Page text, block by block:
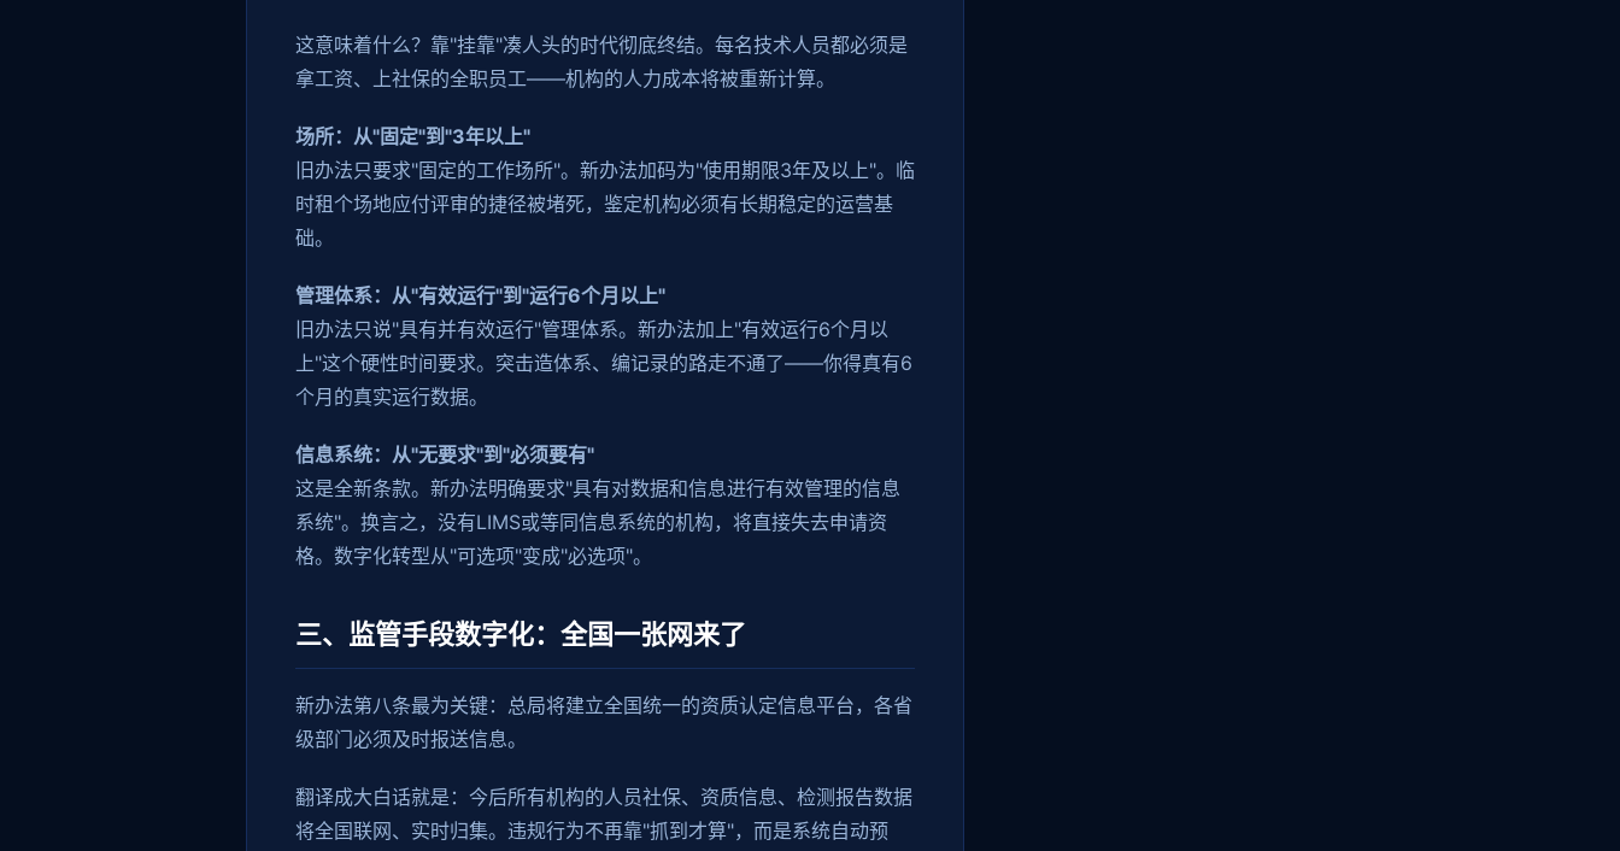
这意味着什么？靠"挂靠"凑人头的时代彻底终结。每名技术人员都必须是
拿工资、上社保的全职员工——机构的人力成本将被重新计算。
场所：从"固定"到"3年以上"
旧办法只要求"固定的工作场所"。新办法加码为"使用期限3年及以上"。临
时租个场地应付评审的捷径被堵死，鉴定机构必须有长期稳定的运营基
础。
管理体系：从"有效运行"到"运行6个月以上"
旧办法只说"具有并有效运行"管理体系。新办法加上"有效运行6个月以
上"这个硬性时间要求。突击造体系、编记录的路走不通了——你得真有6
个月的真实运行数据。
信息系统：从"无要求"到"必须要有"
这是全新条款。新办法明确要求"具有对数据和信息进行有效管理的信息
系统"。换言之，没有LIMS或等同信息系统的机构，将直接失去申请资
格。数字化转型从"可选项"变成"必选项"。
三、监管手段数字化：全国一张网来了
新办法第八条最为关键：总局将建立全国统一的资质认定信息平台，各省
级部门必须及时报送信息。
翻译成大白话就是：今后所有机构的人员社保、资质信息、检测报告数据
将全国联网、实时归集。违规行为不再靠"抓到才算"，而是系统自动预